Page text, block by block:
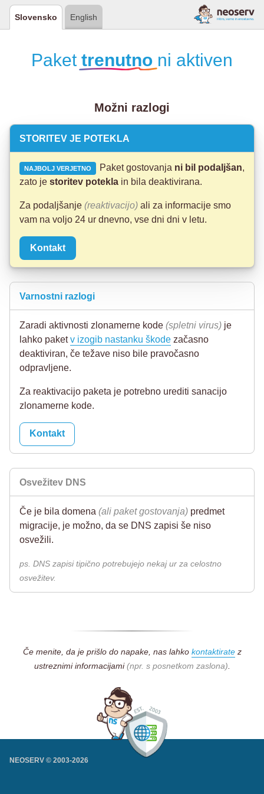
Slovensko English
Paket trenutno ni aktiven
Možni razlogi
STORITEV JE POTEKLA
NAJBOLJ VERJETNO Paket gostovanja ni bil podaljšan,
zato je storitev potekla in bila deaktivirana.
Za podaljšanje (reaktivacijo) ali za informacije smo
vam na voljo 24 ur dnevno, vse dni dni v letu.
Kontakt
Varnostni razlogi
Zaradi aktivnosti zlonamerne kode (spletni virus) je
lahko paketv izogib nastanku škode začasno
deaktiviran, če težave niso bile pravočasno
odpravljene.
Za reaktivacijo paketa je potrebno urediti sanacijo
zlonamerne kode.
Kontakt
Osvežitev DNS
Če je bila domena (ali paket gostovanja) predmet
migracije, je možno, da se DNS zapisi še niso
osvežili.
ps. DNS zapisi tipično potrebujejo nekaj ur za celostno
osvežitev.
Če menite, da je prišlo do napake, nas lahko kontaktiratez
ustreznimi informacijami(npr. s posnetkom zaslona)
NEOSERV © 2003-2026